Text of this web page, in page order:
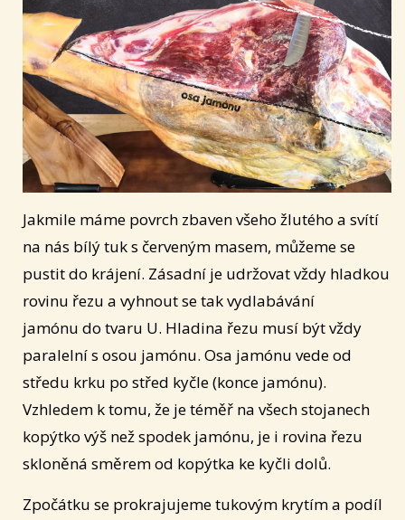
Jakmile máme povrch zbaven všeho žlutého a svítí
na nás bílý tuk s červeným masem, můžeme se
pustit do krájení. Zásadní je udržovat vždy hladkou
rovinu řezu a vyhnout se tak vydlabávání
jamónu do tvaru U. Hladina řezu musí být vždy
paralelní s osou jamónu. Osa jamónu vede od
středu krku po střed kyčle (konce jamónu).
Vzhledem k tomu, že je téměř na všech stojanech
kopýtko výš než spodek jamónu, je i rovina řezu
skloněná směrem od kopýtka ke kyčli dolů.
Zpočátku se prokrajujeme tukovým krytím a podíl